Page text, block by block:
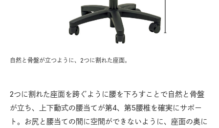
自然と骨盤が立つように、2つに割れた座面。
2つに割れた座面を跨ぐように腰を下ろすことで自然と骨盤
が立ち、上下動式の腰当てが第4、第5腰椎を確実にサポー
ト。お尻と腰当ての間に空間ができないように、座面の奥に